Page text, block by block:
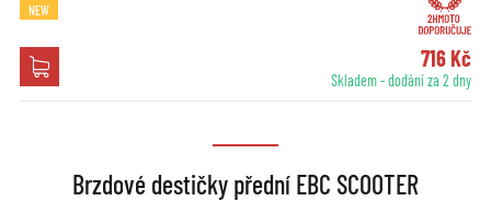
NEW
716 Kč
Skladem - dodání za 2 dny
Brzdové destičky přední EBC SCOOTER